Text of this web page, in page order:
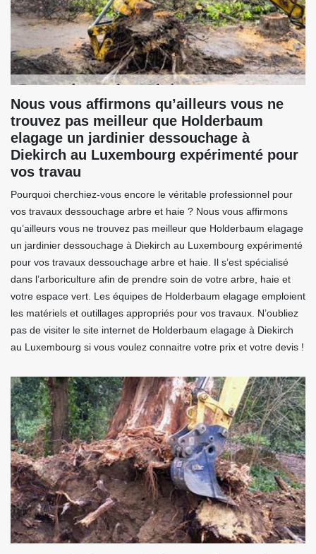
Nous vous affirmons qu’ailleurs vous ne
trouvez pas meilleur que Holderbaum
elagage un jardinier dessouchage à
Diekirch au Luxembourg expérimenté pour
vos travau
Pourquoi cherchiez-vous encore le véritable professionnel pour
vos travaux dessouchage arbre et haie ? Nous vous affirmons
qu’ailleurs vous ne trouvez pas meilleur que Holderbaum elagage
un jardinier dessouchage à Diekirch au Luxembourg expérimenté
pour vos travaux dessouchage arbre et haie. Il s’est spécialisé
dans l’arboriculture afin de prendre soin de votre arbre, haie et
votre espace vert. Les équipes de Holderbaum elagage emploient
les matériels et outillages appropriés pour vos travaux. N’oubliez
pas de visiter le site internet de Holderbaum elagage à Diekirch
au Luxembourg si vous voulez connaitre votre prix et votre devis !